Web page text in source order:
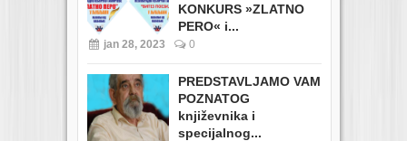
KONKURS »ZLATNO
PERO« i...
jan 28, 2023 0
PREDSTAVLJAMO VAM
POZNATOG
književnika i
specijalnog...